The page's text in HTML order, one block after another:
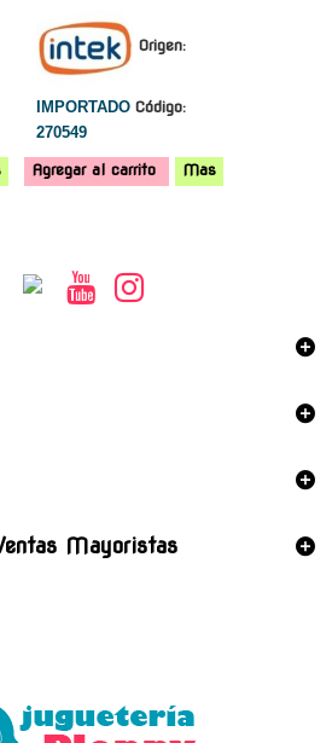
Origen:
IMPORTADO Código:
270549
Agregar al carrito Mas
Mayoristas